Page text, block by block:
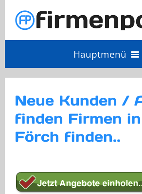
Hauptmenü
Anbieter Login
Neue Kunden /
finden Firmen
Förch finden..